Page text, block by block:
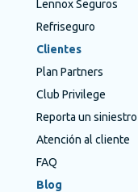
Lennox Seguros
Refriseguro
Clientes
Plan Partners
Club Privilege
Reporta un siniestro
Atención al cliente
FAQ
Blog